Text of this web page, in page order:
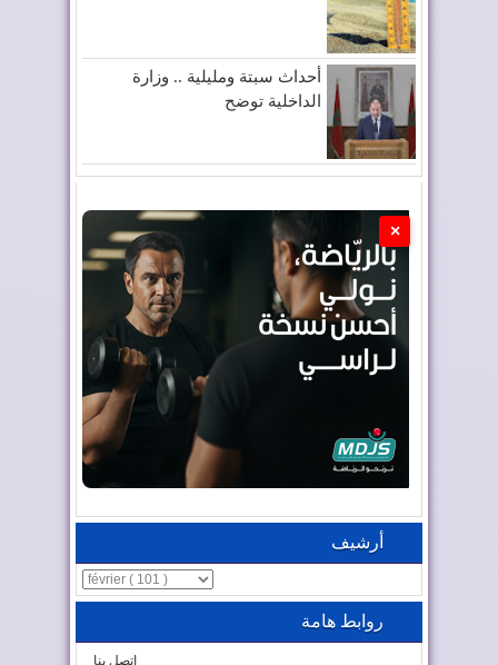
أحداث سبتة ومليلية .. وزارة
الداخلية توضح
×
أرشيف
روابط هامة
اتصل بنا